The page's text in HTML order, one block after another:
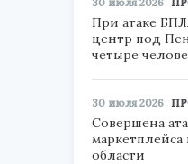
При атаке
центр под
четыре
30 июля 2026
Совершена
области